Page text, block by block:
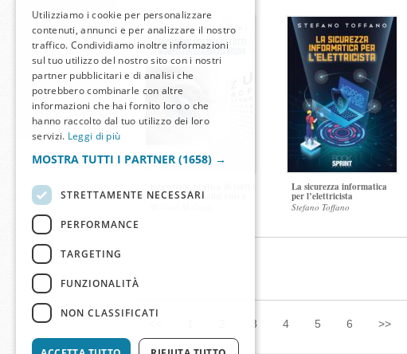
modelli dell’analisi visiva
La sicurezza informatica
per l’elettricista
Stefano Toffano
3 4 5 6 >>
Utilizziamo i cookie per personalizzare
contenuti, annunci e per analizzare il nostro
traffico. Condividiamo inoltre informazioni
sul tuo utilizzo del nostro sito con i nostri
partner pubblicitari e di analisi che
potrebbero combinarle con altre
informazioni che hai fornito loro o che
hanno raccolto dal tuo utilizzo dei loro
servizi. Leggi di più
MOSTRA TUTTI I PARTNER (1658) →
STRETTAMENTE NECESSARI
PERFORMANCE
TARGETING
FUNZIONALITÀ
NON CLASSIFICATI